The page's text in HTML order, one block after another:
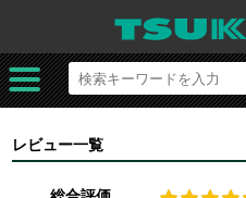
レビュー一覧